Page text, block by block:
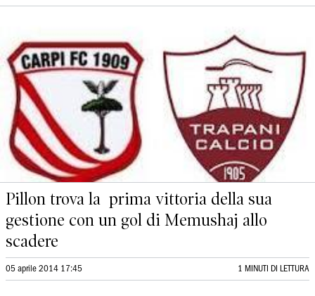
Pillon trova la prima vittoria della sua
gestione con un gol di Memushaj allo
scadere
05 aprile 2014 17:45 1 MINUTI DI LETTURA